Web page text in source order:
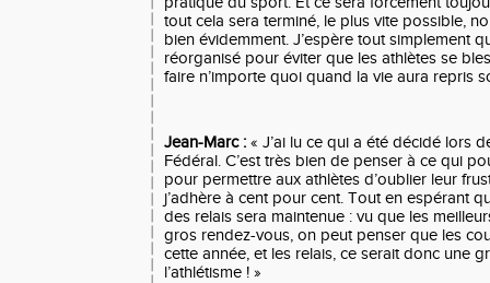
tout cela sera terminé, le plus vite possible,
bien évidemment. J’espère tout simplement
réorganisé pour éviter que les athlètes se
faire n’importe quoi quand la vie aura repris
Jean-Marc : « J’ai lu ce qui a été décidé lors
Fédéral. C’est très bien de penser à ce qui
pour permettre aux athlètes d’oublier leur
j’adhère à cent pour cent. Tout en espérant
des relais sera maintenue : vu que les
gros rendez-vous, on peut penser que les
cette année, et les relais, ce serait donc une
l’athlétisme ! »